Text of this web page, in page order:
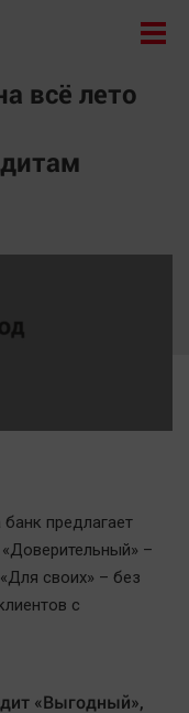
всё лето
предлагает
–
своих» – без
с
«Выгодный»,